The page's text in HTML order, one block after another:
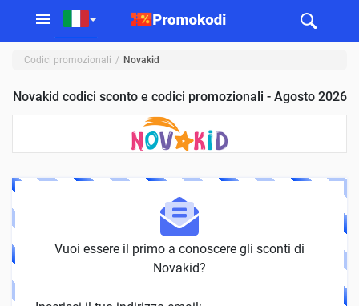
Codici promozionali Novakid
Novakid codici sconto e codici promozionali - Agosto 2026
Vuoi essere il primo a conoscere gli sconti di
Novakid?